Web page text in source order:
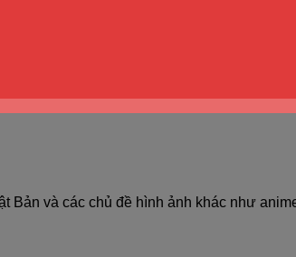
và các chủ đề hình ảnh khác như